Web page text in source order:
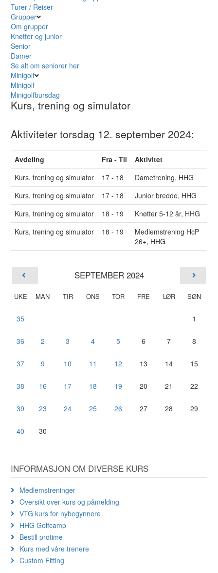
Turer / Reiser
Grupper
Om grupper
Knøtter og junior
Senior
Damer
Se alt om seniorer her
Minigolf
Minigolf
Minigolfbursdag
Kurs, trening og simulator
Aktiviteter torsdag 12. september 2024:
Avdeling Fra - Til
Aktivitet
Kurs, trening og simulator
17 - 18
Dametrening, HHG
Kurs, trening og simulator
17 - 18
Junior bredde, HHG
Kurs, trening og simulator
18 - 19
Knøtter 5-12 år, HHG
Kurs, trening og simulator
18 - 19
Medlemstrening HcP
26+, HHG
SEPTEMBER 2024
UKE MAN TIR ONS TOR FRE LØR SØN
35 1
36 2 3 4 5 6 7 8
37 9 10 11 12 13 14 15
38 16 17 18 19 20 21 22
39 23 24 25 26 27 28 29
40 30
INFORMASJON OM DIVERSE KURS
Medlemstreninger
Oversikt over kurs og påmelding
VTG kurs for nybegynnere
HHG Golfcamp
Bestill protime
Kurs med våre trenere
Custom Fitting